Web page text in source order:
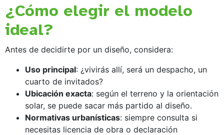
¿Cómo elegir el modelo
ideal?
Antes de decidirte por un diseño, considera:
Uso principal: ¿vivirás allí, será un despacho, un
cuarto de invitados?
Ubicación exacta: según el terreno y la orientación
solar, se puede sacar más partido al diseño.
Normativas urbanísticas: siempre consulta si
necesitas licencia de obra o declaración